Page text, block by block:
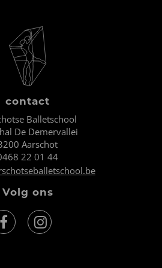
contact
Balletschool
De Demervallei
Aarschot
22 01 44
Volg ons